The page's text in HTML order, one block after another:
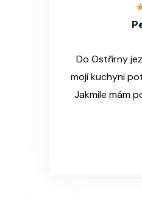
Do Ostřírny
mojí kuchyni
Jakmile mám